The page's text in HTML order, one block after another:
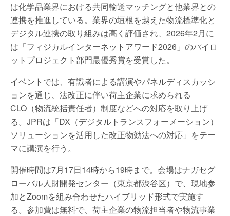
は化学品業界における共同輸送マッチングと他業界との
連携を推進している。業界の垣根を越えた物流標準化と
デジタル連携の取り組みは高く評価され、2026年2月に
は「フィジカルインターネットアワード2026」のパイロ
ットプロジェクト部門最優秀賞を受賞した。
イベントでは、有識者による講演やパネルディスカッシ
ョンを通じ、法改正に伴い荷主企業に求められる
CLO（物流統括責任者）制度などへの対応を取り上げ
る。JPRは「DX（デジタルトランスフォーメーション）
ソリューションを活用した改正物効法への対応」をテー
マに講演を行う。
開催時間は7月17日14時から19時まで。会場はナガセグ
ローバル人財開発センター（東京都渋谷区）で、現地参
加とZoomを組み合わせたハイブリッド形式で実施す
る。参加費は無料で、荷主企業の物流担当者や物流事業